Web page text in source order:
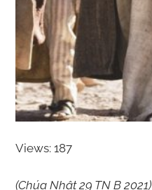
Views: 187
(Chúa Nhật 29 TN B 2021)